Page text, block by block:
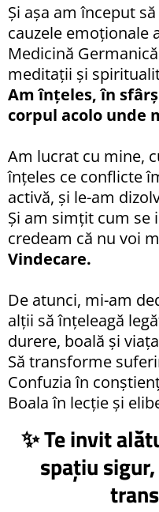
Și așa am început
cauzele emoționale
Medicină
meditații și
Am înțeles, în
corpul acolo unde
Am lucrat cu mine,
înțeles ce conflicte
activă, și le-am
Și am simțit cum se
credeam că nu voi
Vindecare.
De atunci, mi-am
alții să înțeleagă
durere, boală și
Să transforme
Confuzia în
Boala în lecție și
✨ Te invit
spațiu